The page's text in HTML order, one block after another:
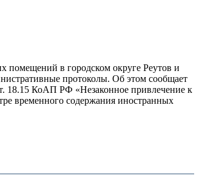
помещений в городском округе Реутов и
протоколы. Об этом сообщает
18.15 КоАП РФ «Незаконное привлечение к
временного содержания иностранных